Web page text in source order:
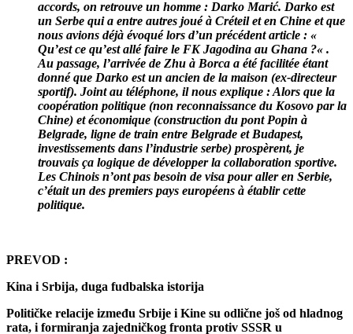
accords, on retrouve un homme : Darko Marić. Darko est
un Serbe qui a entre autres joué à Créteil et en Chine et que
nous avions déjà évoqué lors d’un précédent article : «
Qu’est ce qu’est allé faire le FK Jagodina au Ghana ?« .
Au passage, l’arrivée de Zhu à Borca a été facilitée étant
donné que Darko est un ancien de la maison (ex-directeur
sportif). Joint au téléphone, il nous explique : Alors que la
coopération politique (non reconnaissance du Kosovo par la
Chine) et économique (construction du pont Popin à
Belgrade, ligne de train entre Belgrade et Budapest,
investissements dans l’industrie serbe) prospèrent, je
trouvais ça logique de développer la collaboration sportive.
Les Chinois n’ont pas besoin de visa pour aller en Serbie,
c’était un des premiers pays européens à établir cette
politique.
PREVOD :
Kina i Srbija, duga fudbalska istorija
Političke relacije između Srbije i Kine su odlične još od hladnog
rata, i formiranja zajedničkog fronta protiv SSSR u